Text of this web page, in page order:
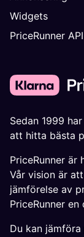
Widgets
PriceRunner API
Sedan 1999
att hitta bästa
PriceRunner är
Vår vision är
jämförelse av
PriceRunner en
Du kan